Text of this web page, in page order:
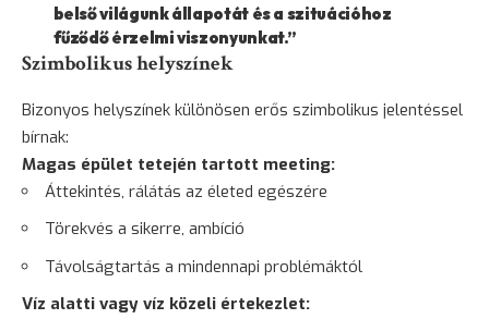
belső világunk állapotát és a szituációhoz
fűződő érzelmi viszonyunkat.”
Szimbolikus helyszínek
Bizonyos helyszínek különösen erős szimbolikus jelentéssel
bírnak:
Magas épület tetején tartott meeting:
Áttekintés, rálátás az életed egészére
Törekvés a sikerre, ambíció
Távolságtartás a mindennapi problémáktól
Víz alatti vagy víz közeli értekezlet: